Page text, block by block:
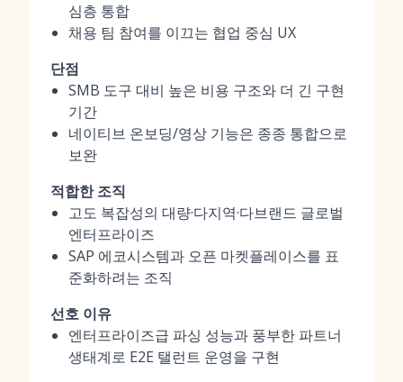
심층 통합
채용 팀 참여를 이끄는 협업 중심 UX
단점
SMB 도구 대비 높은 비용 구조와 더 긴 구현
기간
네이티브 온보딩/영상 기능은 종종 통합으로
보완
적합한 조직
고도 복잡성의 대량·다지역·다브랜드 글로벌
엔터프라이즈
SAP 에코시스템과 오픈 마켓플레이스를 표
준화하려는 조직
선호 이유
엔터프라이즈급 파싱 성능과 풍부한 파트너
생태계로 E2E 탤런트 운영을 구현